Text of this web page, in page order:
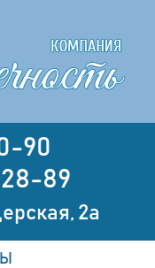
90
28-89
2а